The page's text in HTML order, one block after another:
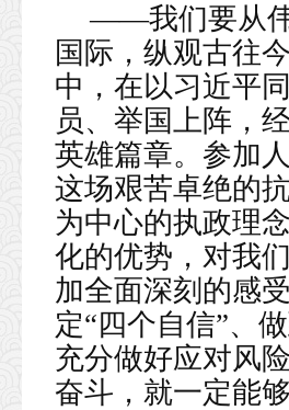
——我们要从伟
国际，纵观古往
中，在以习近平
员、举国上阵，
英雄篇章。参加
这场艰苦卓绝的
为中心的执政理
化的优势，对我
加全面深刻的感
定“四个自信”、
充分做好应对风
奋斗，就一定能